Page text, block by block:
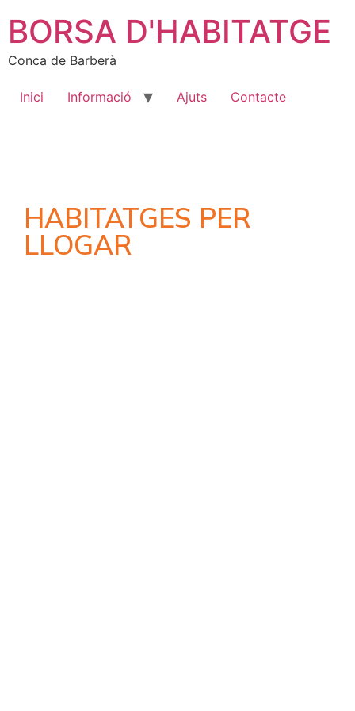
BORSA D'HABITATGE
Conca de Barberà
Inici Informació Ajuts Contacte
HABITATGES PER
LLOGAR